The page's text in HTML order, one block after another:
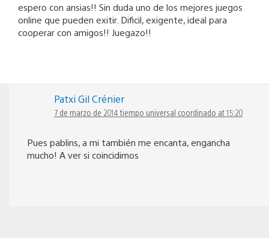
espero con ansias!! Sin duda uno de los mejores juegos
online que pueden exitir. Dificil, exigente, ideal para
cooperar con amigos!! Juegazo!!
Patxi Gil Crénier
7 de marzo de 2014 tiempo universal coordinado at 15:20
Pues pablins, a mi también me encanta, engancha
mucho! A ver si coincidimos